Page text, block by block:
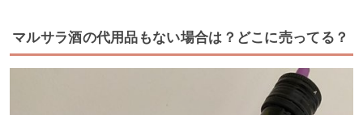
マルサラ酒の代用品もない場合は？どこに売ってる？